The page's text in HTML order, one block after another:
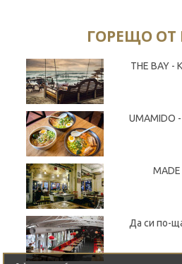
ГОРЕЩО ОТ
THE BAY -
UMAMIDO
Да си по-